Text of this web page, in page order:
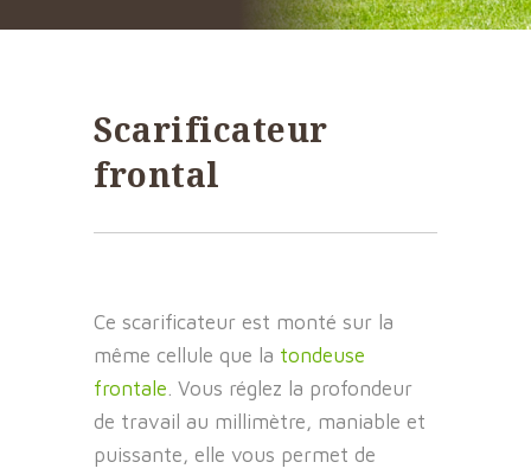
Scarificateur
frontal
Ce scarificateur est monté sur la
même cellule que la tondeuse
frontale. Vous réglez la profondeur
de travail au millimètre, maniable et
puissante, elle vous permet de